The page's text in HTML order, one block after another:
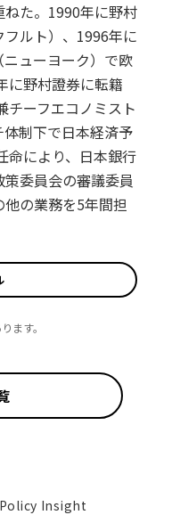
た。1990年に野村
ルト）、1996年に
ューヨーク）で欧
に野村證券に転籍
チーフエコノミスト
制下で日本経済予
命により、日本銀行
委員会の審議委員
の業務を5年間担
ます。
Insight